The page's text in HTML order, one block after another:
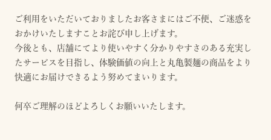
ご利用をいただいておりましたお客さまにはご不便、ご迷惑を
おかけいたしますことお詫び申し上げます。
今後とも、店舗にてより使いやすく分かりやすさのある充実し
たサービスを目指し、体験価値の向上と丸亀製麺の商品をより
快適にお届けできるよう努めてまいります。
何卒ご理解のほどよろしくお願いいたします。